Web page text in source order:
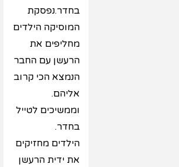
בחדר.נפסקת
המוסיקה הילדים
מחליפים את
הרעשן עם החבר
הנמצא הכי קרוב
אליהם.
וממשיכים לטייל
בחדר.
הילדים מחזיקים
את ידית הרעשן